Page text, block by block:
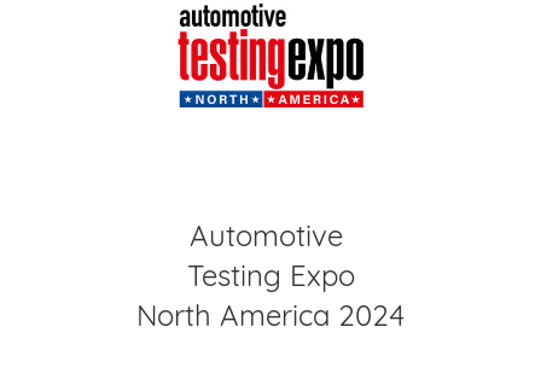
Automotive
Testing Expo
North America 2024